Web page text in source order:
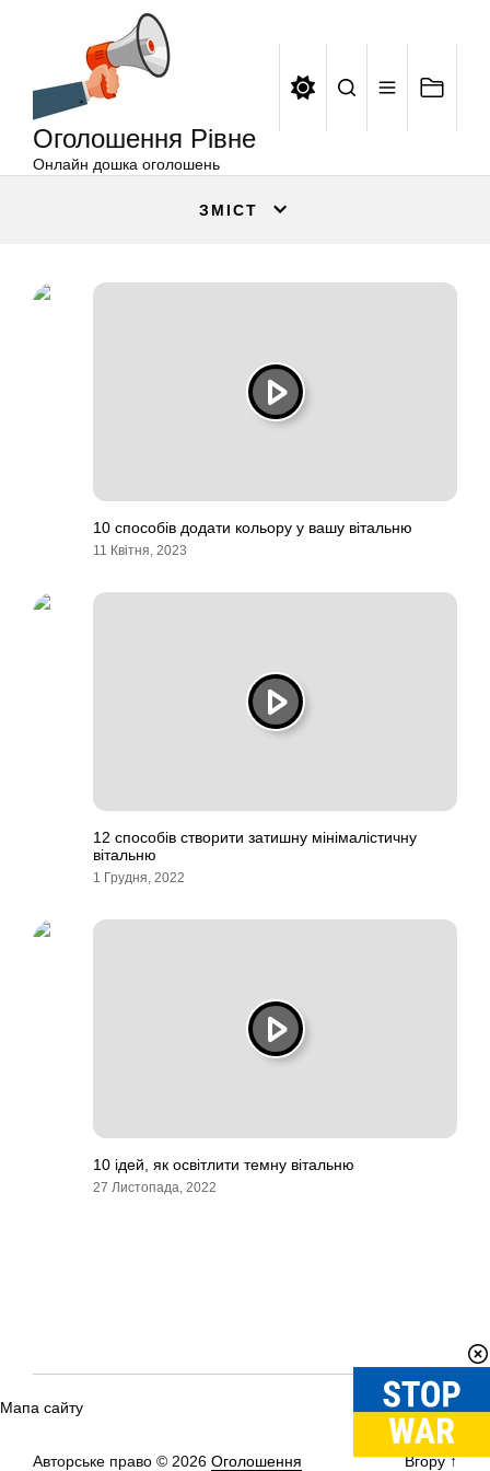
Оголошення Рівне
Онлайн дошка оголошень
ЗМІСТ
10 способів додати кольору у вашу вітальню
11 Квітня, 2023
12 способів створити затишну мінімалістичну
вітальню
1 Грудня, 2022
10 ідей, як освітлити темну вітальню
27 Листопада, 2022
Мапа сайту
Авторське право © 2026 Оголошення Вгору↑